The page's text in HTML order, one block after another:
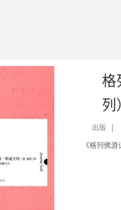
格
出版